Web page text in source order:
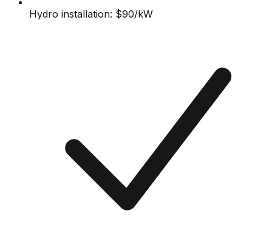
Hydro installation: $90/kW